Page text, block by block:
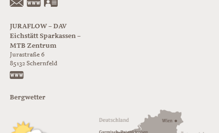
https://www.glorer-huette.at/
JURAFLOW – DAV
Eichstätt Sparkassen –
MTB Zentrum
Jurastraße 6
85132 Schernfeld
Bergwetter